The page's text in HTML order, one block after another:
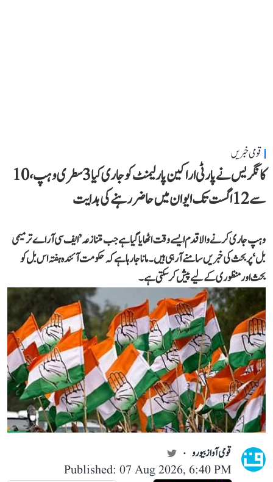
قومی خبریں
کانگریس نے پارٹی اراکین پارلیمنٹ کو جاری کیا 3 سطری وہپ، 10
سے 12 اگست تک ایوان میں حاضر رہنے کی ہدایت
وہپ جاری کرنے والا قدم ایسے وقت اٹھایا گیا ہے جب متنازعہ ’ایف سی آر اے ترمیمی
بل‘ پر بحث کی خبریں سامنے آ رہی ہیں۔ مانا جا رہا ہے کہ حکومت آئندہ ہفتہ اس بل کو
بحث اور منظوری کے لیے پیش کر سکتی ہے۔
قومی آواز بیورو
Published: 07 Aug 2026, 6:40 PM